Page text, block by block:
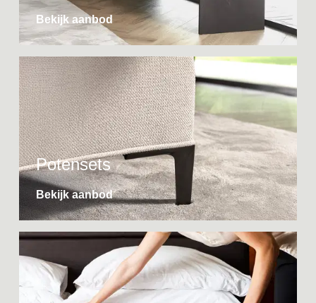
Bekijk aanbod
Potensets
Bekijk aanbod